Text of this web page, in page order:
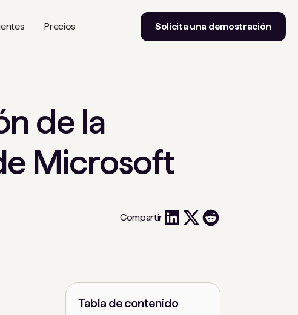
Precios Solicita una demostración
de la
Microsoft
Compartir
Tabla de contenido